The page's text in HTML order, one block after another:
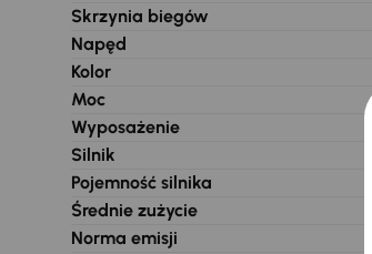
Skrzynia biegów
Napęd
Kolor
Moc
Wyposażenie
Silnik
Pojemność silnika
Średnie zużycie
Norma emisji